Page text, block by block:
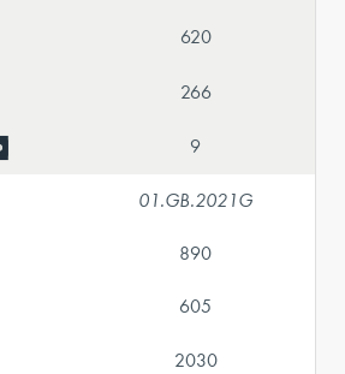
620
266
9
01.GB.2021G
890
605
2030